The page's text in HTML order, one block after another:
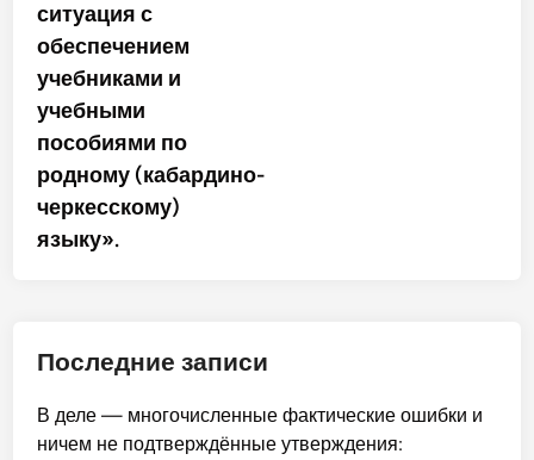
ситуация с
обеспечением
учебниками и
учебными
пособиями по
родному (кабардино-
черкесскому)
языку».
Последние записи
В деле — многочисленные фактические ошибки и
ничем не подтверждённые утверждения: